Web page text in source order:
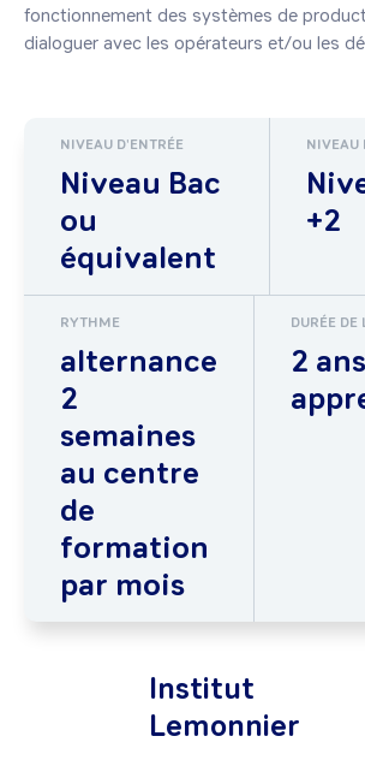
fonctionnement des systèmes de
dialoguer avec les opérateurs et/ou les
NIVEAU D'ENTRÉE
Niveau Bac
ou
équivalent
NIVEAU
+2
RYTHME
alternance
2
semaines
au centre
de
formation
par mois
DURÉE
2
Institut
Lemonnier